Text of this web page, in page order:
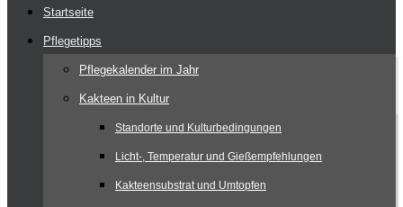
Zum
Inhalt
springen
Startseite
Pflegetipps
Pflegekalender im Jahr
Kakteen in Kultur
Standorte und Kulturbedingungen
Licht-, Temperatur und Gießempfehlungen
Kakteensubstrat und Umtopfen